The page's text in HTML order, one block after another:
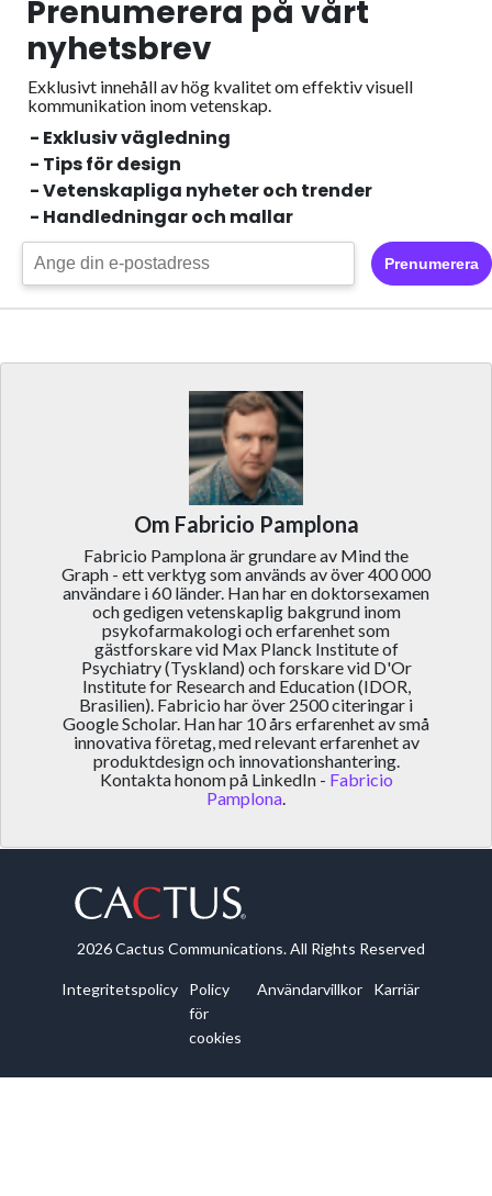
Prenumerera på vårt
nyhetsbrev
Exklusivt innehåll av hög kvalitet om effektiv visuell
kommunikation inom vetenskap.
- Exklusiv vägledning
- Tips för design
- Vetenskapliga nyheter och trender
- Handledningar och mallar
Prenumerera
Om Fabricio Pamplona
Fabricio Pamplona är grundare av Mind the
Graph - ett verktyg som används av över 400 000
användare i 60 länder. Han har en doktorsexamen
och gedigen vetenskaplig bakgrund inom
psykofarmakologi och erfarenhet som
gästforskare vid Max Planck Institute of
Psychiatry (Tyskland) och forskare vid D'Or
Institute for Research and Education (IDOR,
Brasilien). Fabricio har över 2500 citeringar i
Google Scholar. Han har 10 års erfarenhet av små
innovativa företag, med relevant erfarenhet av
produktdesign och innovationshantering.
Kontakta honom på LinkedIn - Fabricio
Pamplona.
2026 Cactus Communications. All Rights Reserved
Integritetspolicy
Policy
för
cookies
Användarvillkor Karriär